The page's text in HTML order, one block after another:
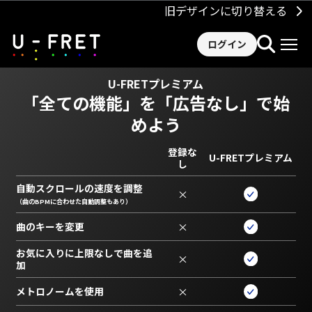
旧デザインに切り替える
ログイン
U-FRETプレミアム
「全ての機能」を 「広告なし」で始
めよう
登録な
し
U-FRETプレミアム
自動スクロールの速度を調整
（曲のBPMに合わせた自動調整もあり） ×
曲のキーを変更 ×
お気に入りに上限なしで曲を追
加
×
メトロノームを使用 ×